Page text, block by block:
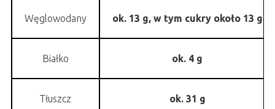
Węglowodany ok. 13 g, w tym cukry około 13 g
Białko ok. 4 g
Tłuszcz ok. 31 g